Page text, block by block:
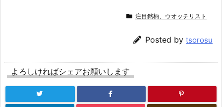
注目銘柄、ウオッチリスト
Posted by tsorosu
よろしければシェアお願いします